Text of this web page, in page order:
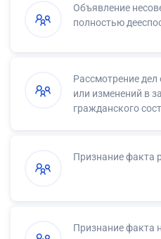
Объявление
полностью
Рассмотрение дел
или изменений в
гражданского
Признание факта
Признание факта